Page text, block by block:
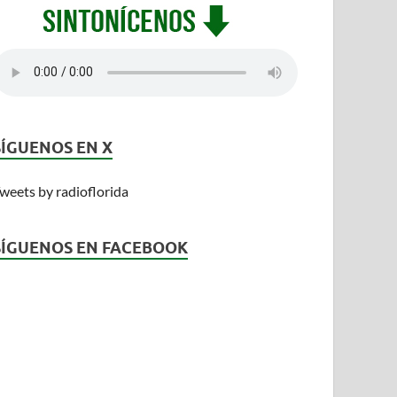
EN X
by radioflorida
EN FACEBOOK